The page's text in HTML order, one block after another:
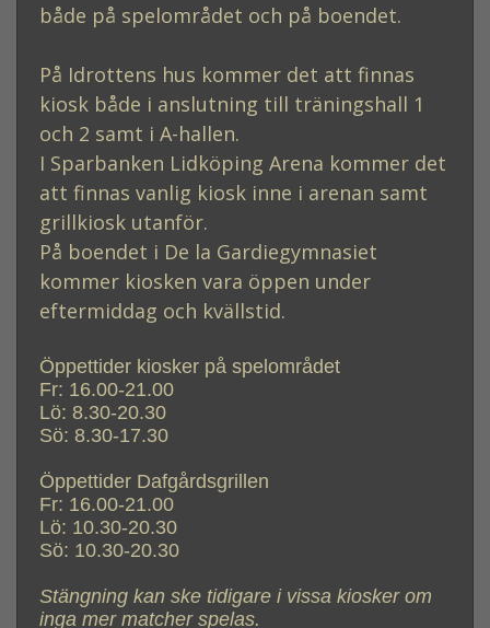
både på spelområdet och på boendet.
På Idrottens hus kommer det att finnas
kiosk både i anslutning till träningshall 1
och 2 samt i A-hallen.
I Sparbanken Lidköping Arena kommer det
att finnas vanlig kiosk inne i arenan samt
grillkiosk utanför.
På boendet i De la Gardiegymnasiet
kommer kiosken vara öppen under
eftermiddag och kvällstid.
Öppettider kiosker på spelområdet
Fr: 16.00-21.00
Lö: 8.30-20.30
Sö: 8.30-17.30
Öppettider Dafgårdsgrillen
Fr: 16.00-21.00
Lö: 10.30-20.30
Sö: 10.30-20.30
Stängning kan ske tidigare i vissa kiosker om
inga mer matcher spelas.